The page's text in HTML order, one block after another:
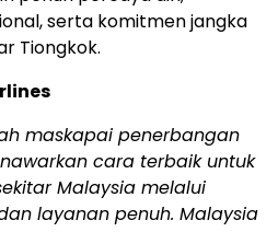
serta komitmen jangka
Tiongkok.
maskapai penerbangan
cara terbaik untuk
Malaysia melalui
layanan penuh. Malaysia